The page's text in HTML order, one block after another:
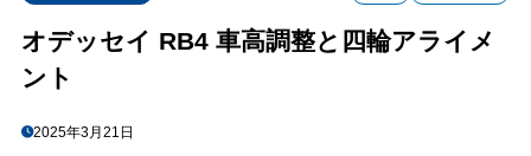
オデッセイ RB4 車高調整と四輪アライメ
ント
2025年3月21日